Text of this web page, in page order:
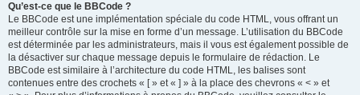
Qu’est-ce que le BBCode ?
Le BBCode est une implémentation spéciale du code HTML, vous offrant un
meilleur contrôle sur la mise en forme d’un message. L’utilisation du BBCode
est déterminée par les administrateurs, mais il vous est également possible de
la désactiver sur chaque message depuis le formulaire de rédaction. Le
BBCode est similaire à l’architecture du code HTML, les balises sont
contenues entre des crochets « [ » et « ] » à la place des chevrons « < » et